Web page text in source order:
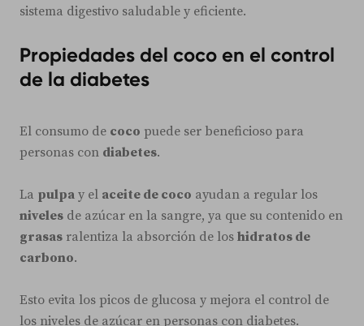
sistema digestivo saludable y eficiente.
Propiedades del coco en el control
de la diabetes
El consumo de coco puede ser beneficioso para
personas con diabetes.
La pulpa y el aceite de coco ayudan a regular los
niveles de azúcar en la sangre, ya que su contenido en
grasas ralentiza la absorción de los hidratos de
carbono.
Esto evita los picos de glucosa y mejora el control de
los niveles de azúcar en personas con diabetes.